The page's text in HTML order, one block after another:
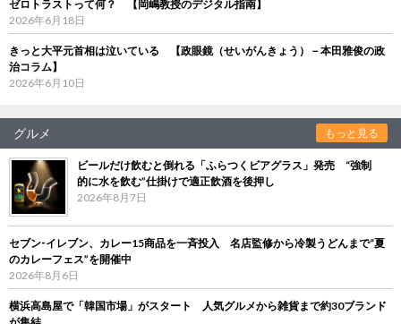
ゼロトラストって何？ 【岡嶋教授のデジタル指南】
2026年6月18日
きっと大平元首相は泣いている 【政眼鏡（せいがんきょう）－本田雅俊の政
治コラム】
2026年6月10日
グルメ もっと見る
ビールだけ飲むと倒れる「ふらつくビアグラス」発売 “強制
的に水を飲む”仕掛けで適正飲酒を後押し
2026年8月7日
セブン‐イレブン、カレー15商品を一斉投入 名店監修から冷製うどんまで“夏
のカレーフェス”を開催中
2026年8月6日
横浜高島屋で「韓国市場」がスタート 人気グルメから雑貨まで約30ブランド